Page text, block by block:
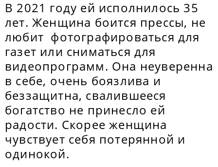
В 2021 году ей исполнилось 35
лет. Женщина боится прессы, не
любит фотографироваться для
газет или сниматься для
видеопрограмм. Она неуверенна
в себе, очень боязлива и
беззащитна, свалившееся
богатство не принесло ей
радости. Скорее женщина
чувствует себя потерянной и
одинокой.